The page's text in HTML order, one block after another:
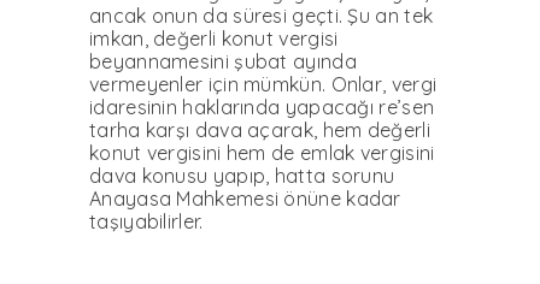
ancak onun da süresi geçti. Şu an tek
imkan, değerli konut vergisi
beyannamesini şubat ayında
vermeyenler için mümkün. Onlar, vergi
idaresinin haklarında yapacağı re’sen
tarha karşı dava açarak, hem değerli
konut vergisini hem de emlak vergisini
dava konusu yapıp, hatta sorunu
Anayasa Mahkemesi önüne kadar
taşıyabilirler.